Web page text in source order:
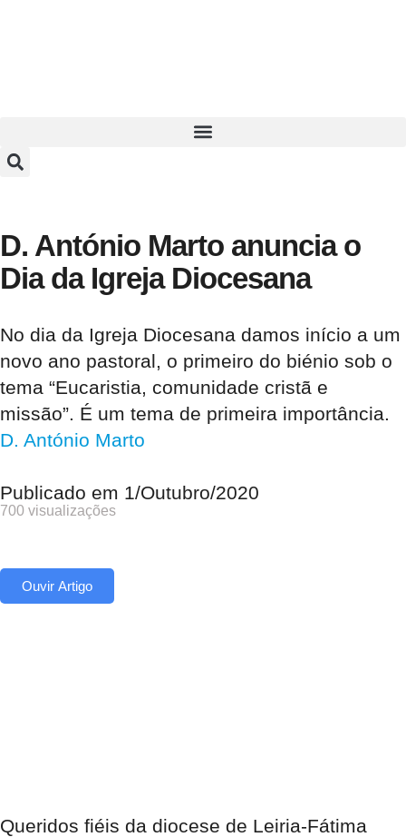
D. António Marto anuncia o
Dia da Igreja Diocesana
No dia da Igreja Diocesana damos início a um
novo ano pastoral, o primeiro do biénio sob o
tema “Eucaristia, comunidade cristã e
missão”. É um tema de primeira importância.
D. António Marto
Publicado em 1/Outubro/2020
700 visualizações
Ouvir Artigo
Queridos fiéis da diocese de Leiria-Fátima